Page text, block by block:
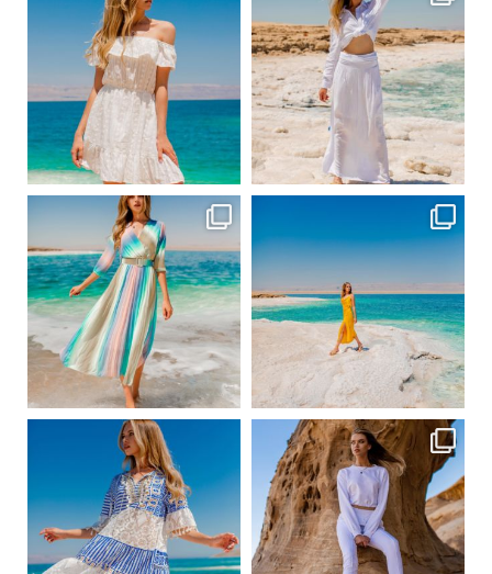
Вер 1 Вер 1
ebutikpl
Сер 31 Сер 31
ebutikpl ebutikpl